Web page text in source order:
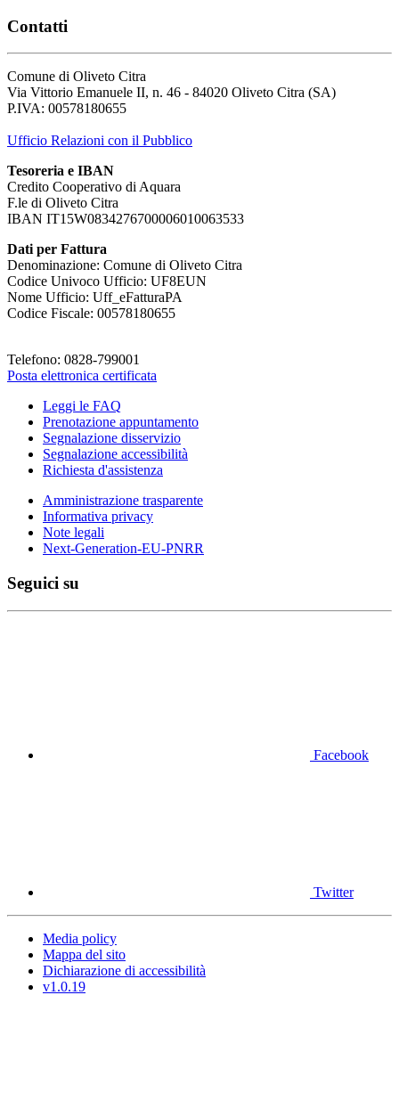
Contatti
Comune di Oliveto Citra
Via Vittorio Emanuele II, n. 46 - 84020 Oliveto Citra (SA)
P.IVA: 00578180655
Ufficio Relazioni con il Pubblico
Tesoreria e IBAN
Credito Cooperativo di Aquara
F.le di Oliveto Citra
IBAN IT15W0834276700006010063533
Dati per Fattura
Denominazione: Comune di Oliveto Citra
Codice Univoco Ufficio: UF8EUN
Nome Ufficio: Uff_eFatturaPA
Codice Fiscale: 00578180655
Telefono: 0828-799001
Posta elettronica certificata
Leggi le FAQ
Prenotazione appuntamento
Segnalazione disservizio
Segnalazione accessibilità
Richiesta d'assistenza
Amministrazione trasparente
Informativa privacy
Note legali
Next-Generation-EU-PNRR
Seguici su
Facebook
Twitter
Media policy
Mappa del sito
Dichiarazione di accessibilità
v1.0.19